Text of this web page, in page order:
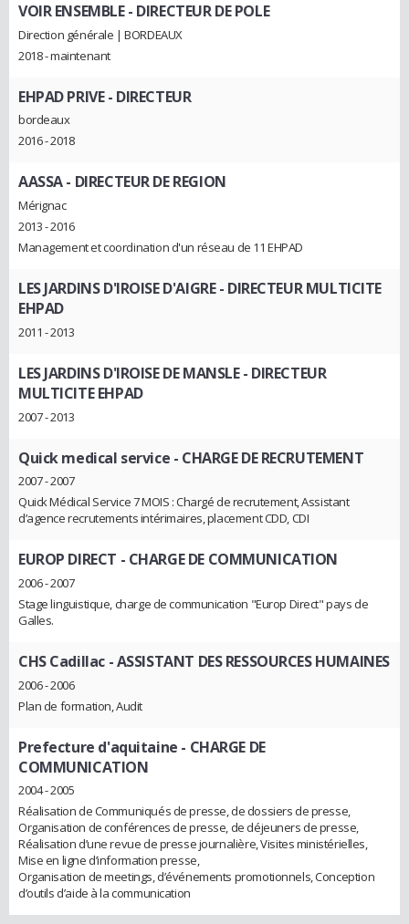
VOIR ENSEMBLE- DIRECTEUR DE POLE
Direction générale | BORDEAUX
2018 - maintenant
EHPAD PRIVE- DIRECTEUR
bordeaux
2016 - 2018
AASSA- DIRECTEUR DE REGION
Mérignac
2013 - 2016
Management et coordination d'un réseau de 11 EHPAD
LES JARDINS D'IROISE D'AIGRE- DIRECTEUR MULTICITE
EHPAD
2011 - 2013
LES JARDINS D'IROISE DE MANSLE- DIRECTEUR
MULTICITE EHPAD
2007 - 2013
Quick medical service - CHARGE DE RECRUTEMENT
2007 - 2007
Quick Médical Service 7 MOIS : Chargé de recrutement, Assistant
d’agence recrutements intérimaires, placement CDD, CDI
EUROP DIRECT - CHARGE DE COMMUNICATION
2006 - 2007
Stage linguistique, charge de communication "Europ Direct" pays de
Galles.
CHS Cadillac- ASSISTANT DES RESSOURCES HUMAINES
2006 - 2006
Plan de formation, Audit
Prefecture d'aquitaine - CHARGE DE
COMMUNICATION
2004 - 2005
Réalisation de Communiqués de presse, de dossiers de presse,
Organisation de conférences de presse, de déjeuners de presse,
Réalisation d’une revue de presse journalière, Visites ministérielles,
Mise en ligne d’information presse,
Organisation de meetings, d’événements promotionnels, Conception
d’outils d’aide à la communication